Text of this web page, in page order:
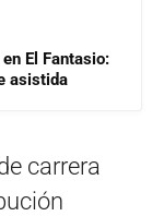
El Fantasio:
asistida
carrera